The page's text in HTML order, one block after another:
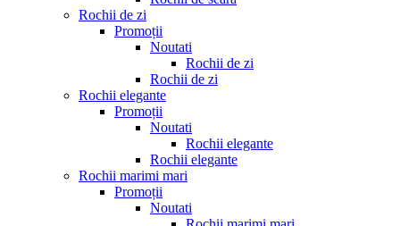
Rochii de zi
Promoții
Noutati
Rochii de zi
Rochii de zi
Rochii elegante
Promoții
Noutati
Rochii elegante
Rochii elegante
Rochii marimi mari
Promoții
Noutati